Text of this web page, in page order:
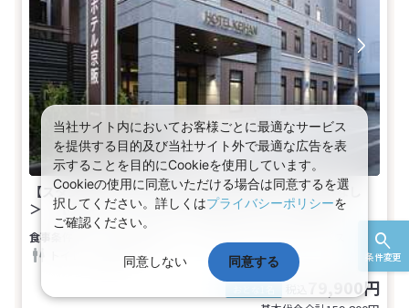
条件変更
【スタンダード】ホテル京阪札幌 基本プラン＜食事なし
＞ 【喫煙】★セミダブル（15平米）(1名～2名1室)
79,900円
当社サイト内においてお客様ごとに最適なサービス
を提供する目的及び当社サイト外で最適な広告を表
示することを目的にCookieを使用しています。
Cookieの使用に同意いただける場合は同意するを選
択してください。詳しくはプライバシーポリシーを
ご確認ください。
同意しない 同意する